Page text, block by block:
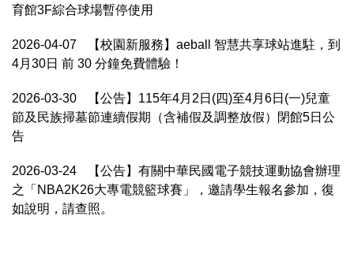
育館3F綜合球場暫停使用
2026-04-07
【校園新服務】aeball 智慧共享球站進駐，到
4月30日 前 30 分鐘免費體驗！
2026-03-30
【公告】115年4月2日(四)至4月6日(一)兒童
節及民族掃墓節連續假期（含補假及調整放假）閉館5日公
告
2026-03-24
【公告】有關中華民國電子競技運動協會辦理
之「NBA2K26大專電競籃球賽」，邀請學生報名參加，復
如說明，請查照。